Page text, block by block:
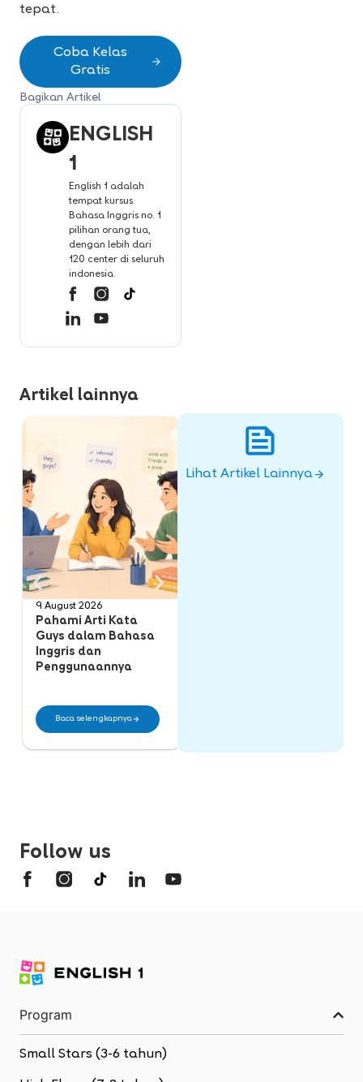
tepat.
Coba Kelas
Gratis
Bagikan Artikel
ENGLISH
1
English 1 adalah
tempat kursus
Bahasa Inggris no. 1
pilihan orang tua,
dengan lebih dari
120 center di seluruh
indonesia.
Artikel lainnya
9 August 2026
Pahami Arti Kata
Guys dalam Bahasa
Inggris dan
Penggunaannya
Baca selengkapnya
Lihat Artikel Lainnya
Follow us
Program
Small Stars (3-6 tahun)